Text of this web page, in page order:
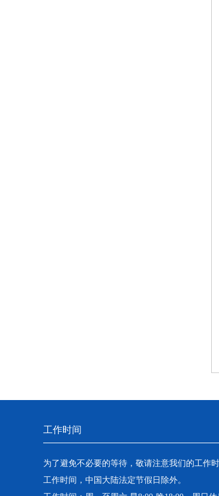
工作时间
为了避免不必要的等待，敬请注意我们的工作
工作时间，中国大陆法定节假日除外。